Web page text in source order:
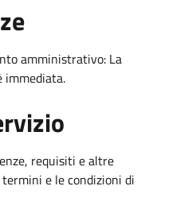
amministrativo: La
immediata.
requisiti e altre
e le condizioni di